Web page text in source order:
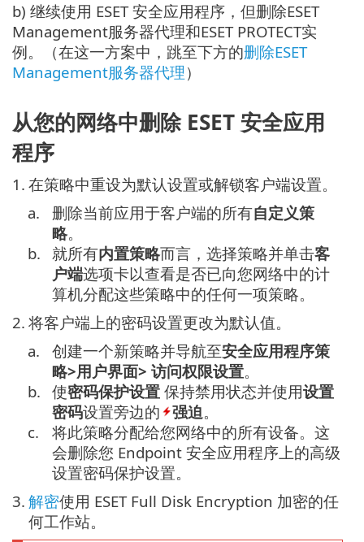
b) 继续使用 ESET 安全应用程序，但删除ESET
Management服务器代理和ESET PROTECT实
例。（在这一方案中，跳至下方的删除ESET
Management服务器代理）
从您的网络中删除 ESET 安全应用
程序
1. 在策略中重设为默认设置或解锁客户端设置。
a.
删除当前应用于客户端的所有自定义策
略。
b.
就所有内置策略而言，选择策略并单击客
户端选项卡以查看是否已向您网络中的计
算机分配这些策略中的任何一项策略。
2. 将客户端上的密码设置更改为默认值。
a.
创建一个新策略并导航至安全应用程序策
略>用户界面> 访问权限设置。
b. 使密码保护设置 保持禁用状态并使用设置
密码设置旁边的 强迫。
c.
将此策略分配给您网络中的所有设备。这
会删除您 Endpoint 安全应用程序上的高级
设置密码保护设置。
3. 解密使用 ESET Full Disk Encryption 加密的任
何工作站。